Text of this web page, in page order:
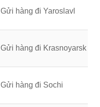
Gửi hàng đi Yaroslavl
Gửi hàng đi Krasnoyarsk
Gửi hàng đi Sochi